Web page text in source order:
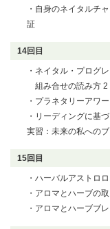
・自身のネイタルチ
証
14回目
・ネイタル・プログ
組み合せの読み方 2
・プラネタリーアワー
・リーディングに基
実習：未来の私への
15回目
・ハーバルアストロ
・アロマとハーブの
・アロマとハーブブ